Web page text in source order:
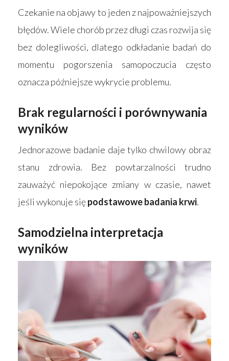
Czekanie na objawy to jeden z najpoważniejszych
błędów. Wiele chorób przez długi czas rozwija się
bez dolegliwości, dlatego odkładanie badań do
momentu pogorszenia samopoczucia często
oznacza późniejsze wykrycie problemu.
Brak regularności i porównywania
wyników
Jednorazowe badanie daje tylko chwilowy obraz
stanu zdrowia. Bez powtarzalności trudno
zauważyć niepokojące zmiany w czasie, nawet
jeśli wykonuje siępodstawowe badania krwi.
Samodzielna interpretacja
wyników